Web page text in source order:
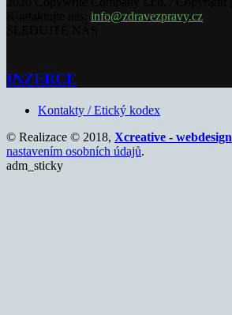
info@zdravezpravy.cz
INZERCE
Kontakty / Etický kodex
© Realizace © 2018, Xcreative - webdesign
nastavením osobních údajů.
adm_sticky